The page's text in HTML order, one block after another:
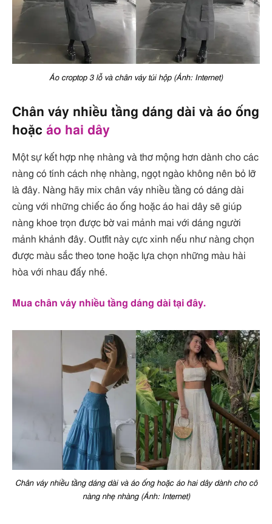
Áo croptop 3 lỗ và chân váy túi hộp (Ảnh: Internet)
Chân váy nhiều tầng dáng dài và áo ống
hoặc áo hai dây
Một sự kết hợp nhẹ nhàng và thơ mộng hơn dành cho các
nàng có tính cách nhẹ nhàng, ngọt ngào không nên bỏ lỡ
là đây. Nàng hãy mix chân váy nhiều tầng có dáng dài
cùng với những chiếc áo ống hoặc áo hai dây sẽ giúp
nàng khoe trọn được bờ vai mảnh mai với dáng người
mảnh khảnh đây. Outfit này cực xinh nếu như nàng chọn
được màu sắc theo tone hoặc lựa chọn những màu hài
hòa với nhau đấy nhé.
Mua chân váy nhiều tầng dáng dài tại đây.
Chân váy nhiều tầng dáng dài và áo ống hoặc áo hai dây dành cho cô
nàng nhẹ nhàng (Ảnh: Internet)